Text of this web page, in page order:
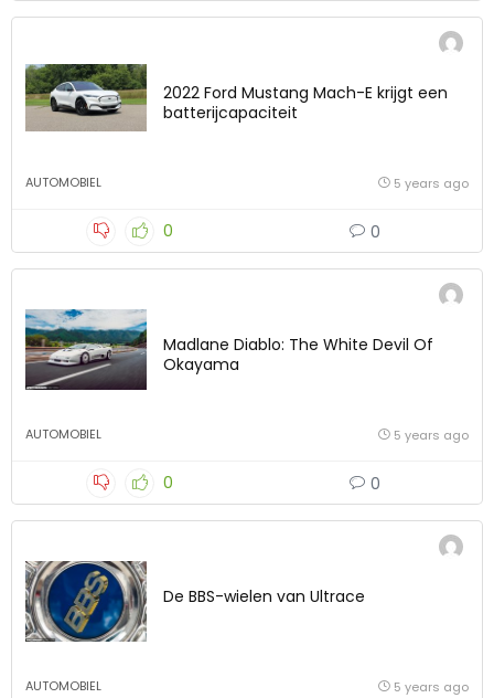
2022 Ford Mustang Mach-E krijgt een
batterijcapaciteit
AUTOMOBIEL 5 years ago
0 0
Madlane Diablo: The White Devil Of
Okayama
AUTOMOBIEL 5 years ago
0 0
De BBS-wielen van Ultrace
AUTOMOBIEL 5 years ago